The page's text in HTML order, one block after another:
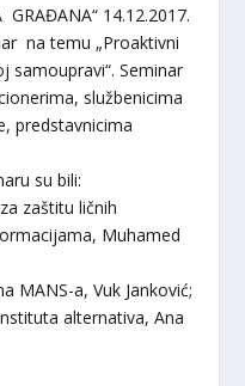
GRAĐANA“ 14.12.2017.
na temu „Proaktivni
samoupravi“. Seminar
službenicima
predstavnicima
su bili:
zaštitu ličnih
Muhamed
MANS-a, Vuk Janković;
alternativa, Ana